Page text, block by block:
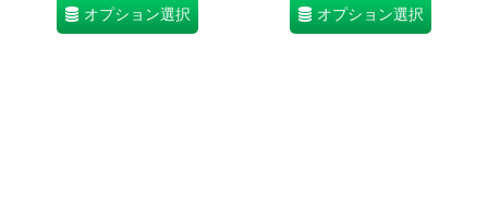
オプション選択 オプション選択